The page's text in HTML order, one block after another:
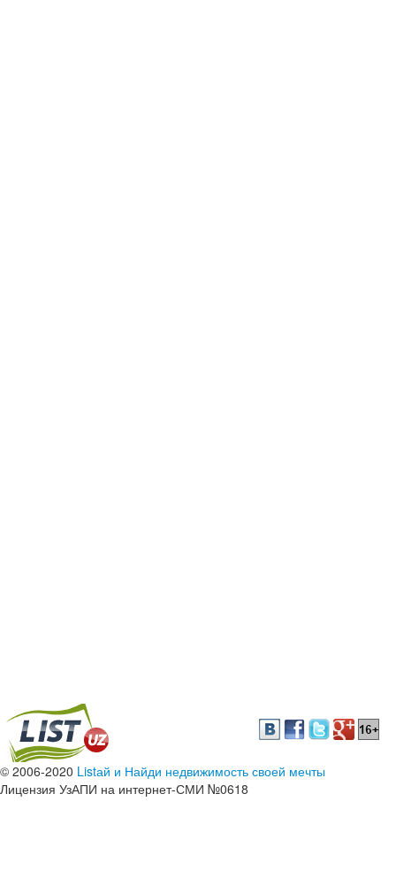
© 2006-2020 Listай и Найди недвижимость своей мечты
Лицензия УзАПИ на интернет-СМИ №0618